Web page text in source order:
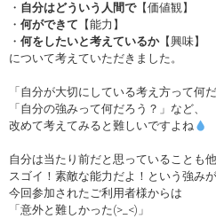
・ 自分はどういう人間で【価値観】
・ 何ができて 【能力】
・ 何をしたいと考えているか【興味】
について考えていただきました。
「自分が大切にしている考え方って何だ
「自分の強みって何だろう？」など、
改めて考えてみると難しいですよね
自分は当たり前だと思っていることも
スゴイ！素敵な能力だよ！という強み
今回参加されたご利用者様からは
「意外と難しかった(>_<)」